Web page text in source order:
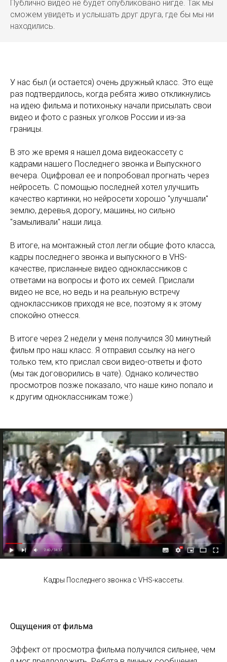
Публично видео не будет опубликовано нигде. Так мы
сможем увидеть и услышать друг друга, где бы мы ни
находились.
У нас был (и остается) очень дружный класс. Это еще
раз подтвердилось, когда ребята живо откликнулись
на идею фильма и потихоньку начали присылать свои
видео и фото с разных уголков России и из-за
границы.
В это же время я нашел дома видеокассету с
кадрами нашего Последнего звонка и Выпускного
вечера. Оцифровал ее и попробовал прогнать через
нейросеть. С помощью последней хотел улучшить
качество картинки, но нейросети хорошо "улучшали"
землю, деревья, дорогу, машины, но сильно
"замыливали" наши лица.
В итоге, на монтажный стол легли общие фото класса,
кадры последнего звонка и выпускного в VHS-
качестве, присланные видео одноклассников с
ответами на вопросы и фото их семей. Прислали
видео не все, но ведь и на реальную встречу
одноклассников приходя не все, поэтому я к этому
спокойно отнесся.
В итоге через 2 недели у меня получился 30 минутный
фильм про наш класс. Я отправил ссылку на него
только тем, кто прислал свои видео-ответы и фото
(мы так договорились в чате). Однако количество
просмотров позже показало, что наше кино попало и
к другим одноклассникам тоже:)
Кадры Последнего звонка с VHS-кассеты.
Ощущения от фильма
Эффект от просмотра фильма получился сильнее, чем